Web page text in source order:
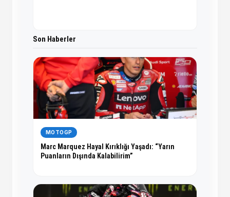
Son Haberler
MOTOGP
Marc Marquez Hayal Kırıklığı Yaşadı: “Yarın
Puanların Dışında Kalabilirim”